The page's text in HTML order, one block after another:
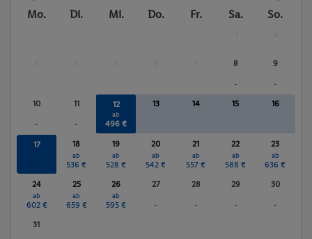
Mo. Di. Mi. Do. Fr. Sa. So.
8
-
9
-
10
-
11
-
12
ab
496 €
13 14 15 16
17 18
ab
536 €
19
ab
528 €
20
ab
542 €
21
ab
557 €
22
ab
588 €
23
ab
636 €
24
ab
602 €
25
ab
659 €
26
ab
595 €
27
-
28
-
29
-
30
-
31